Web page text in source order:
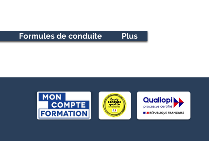
Formules de conduite Plus